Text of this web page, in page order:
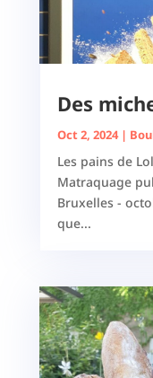
Des
Oct 2, 2024|
Les pains de
Matraquage
Bruxelles -
que...